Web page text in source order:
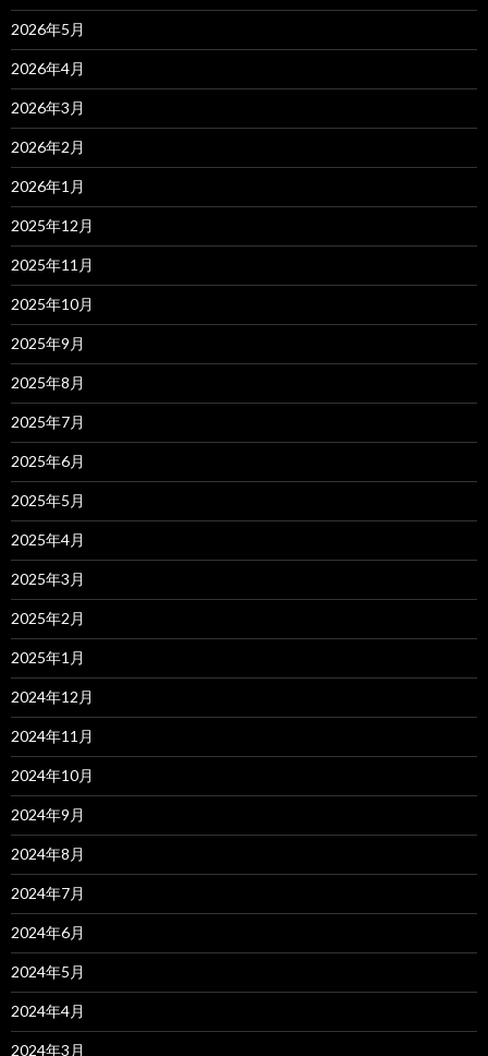
2026年5月
2026年4月
2026年3月
2026年2月
2026年1月
2025年12月
2025年11月
2025年10月
2025年9月
2025年8月
2025年7月
2025年6月
2025年5月
2025年4月
2025年3月
2025年2月
2025年1月
2024年12月
2024年11月
2024年10月
2024年9月
2024年8月
2024年7月
2024年6月
2024年5月
2024年4月
2024年3月